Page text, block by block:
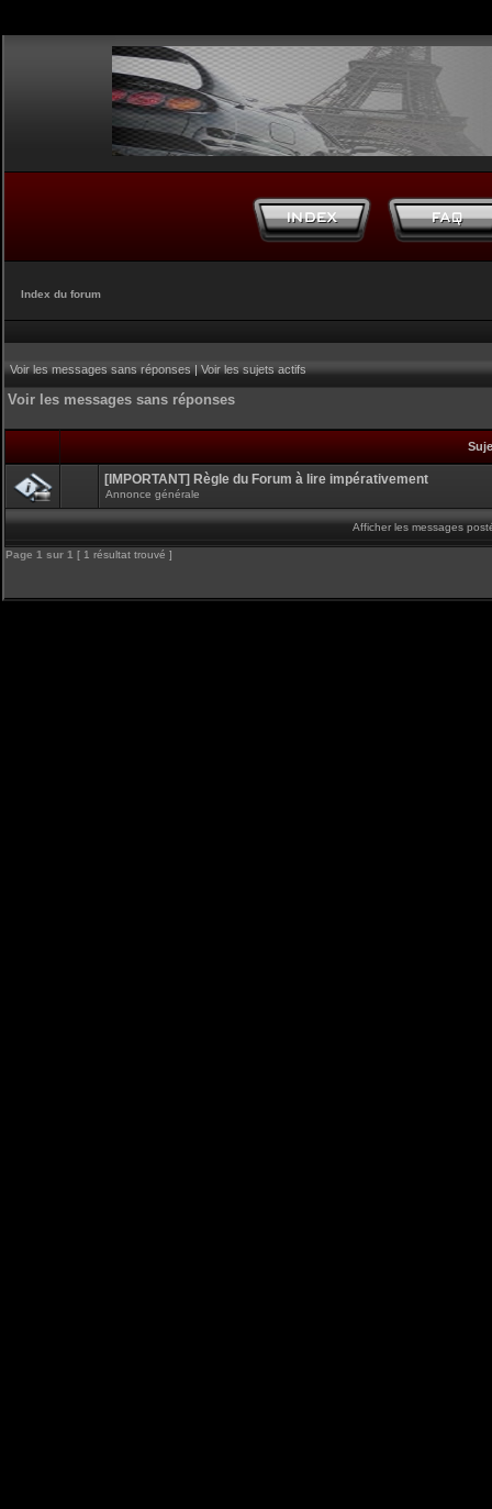
Index du forum
Voir les messages sans réponses|Voir les sujets actifs
Voir les messages sans réponses
[IMPORTANT] Règle du Forum à lire impérativement
Annonce générale
Afficher les messages
Page 1 sur 1 [ 1 résultat trouvé ]